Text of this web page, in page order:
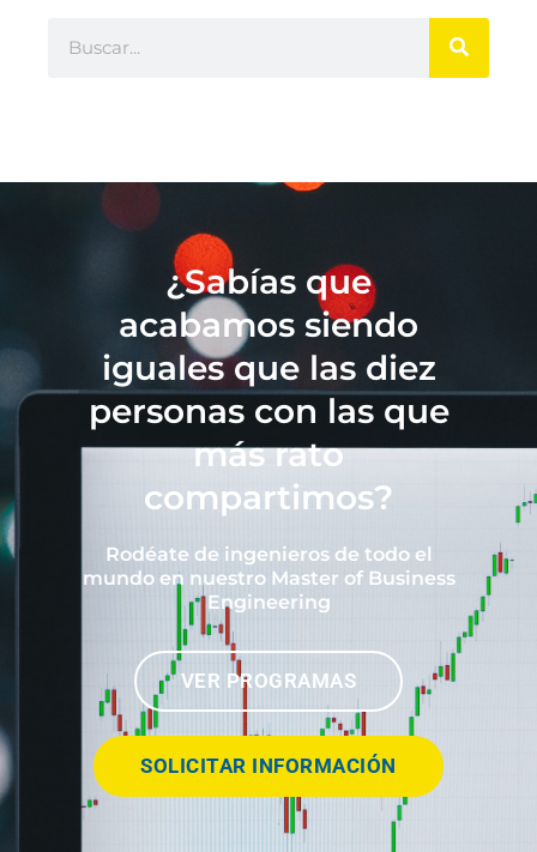
¿Sabías que
acabamos siendo
iguales que las diez
personas con las que
más rato
compartimos?
Rodéate de ingenieros de todo el
mundo en nuestro Master of Business
Engineering
VER PROGRAMAS
SOLICITAR INFORMACIÓN